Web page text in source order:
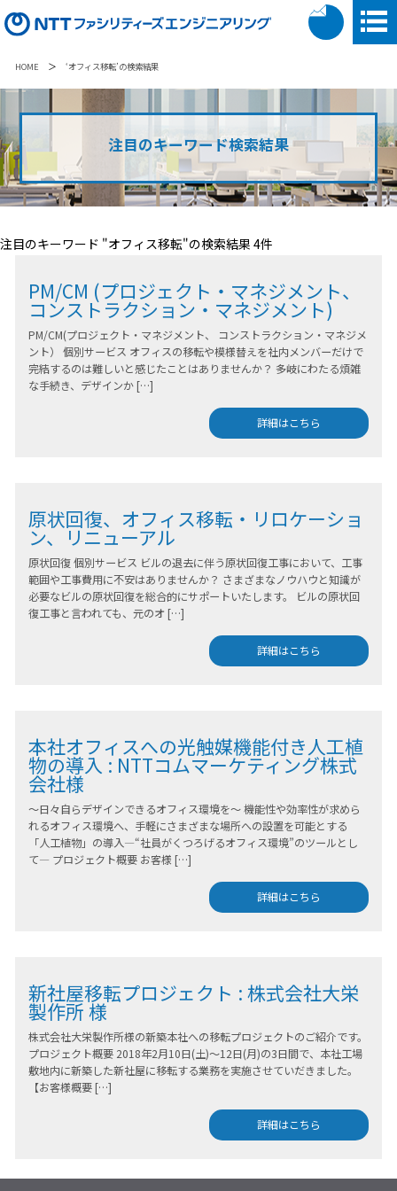
HOME ＞ ‘オフィス移転’の検索結果
注目のキーワード検索結果
注目のキーワード "オフィス移転"の検索結果 4件
PM/CM (プロジェクト・マネジメント、
コンストラクション・マネジメント)
PM/CM(プロジェクト・マネジメント、 コンストラクション・マネジメ
ント） 個別サービス オフィスの移転や模様替えを社内メンバーだけで
完結するのは難しいと感じたことはありませんか？ 多岐にわたる煩雑
な手続き、デザインか […]
詳細はこちら
原状回復、オフィス移転・リロケーショ
ン、リニューアル
原状回復 個別サービス ビルの退去に伴う原状回復工事において、工事
範囲や工事費用に不安はありませんか？ さまざまなノウハウと知識が
必要なビルの原状回復を総合的にサポートいたします。 ビルの原状回
復工事と言われても、元のオ […]
詳細はこちら
本社オフィスへの光触媒機能付き人工植
物の導入 : NTTコムマーケティング株式
会社様
～日々自らデザインできるオフィス環境を～ 機能性や効率性が求めら
れるオフィス環境へ、手軽にさまざまな場所への設置を可能とする
「人工植物」の導入―“社員がくつろげるオフィス環境”のツールとし
て― プロジェクト概要 お客様 […]
詳細はこちら
新社屋移転プロジェクト : 株式会社大栄
製作所 様
株式会社大栄製作所様の新築本社への移転プロジェクトのご紹介です。
プロジェクト概要 2018年2月10日(土)～12日(月)の3日間で、本社工場
敷地内に新築した新社屋に移転する業務を実施させていだきました。
【お客様概要 […]
詳細はこちら